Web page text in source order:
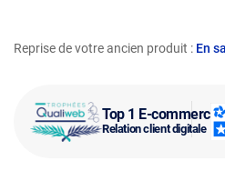
Top 1 E-commerce
Relation client digitale
Reprise de votre ancien produit : En